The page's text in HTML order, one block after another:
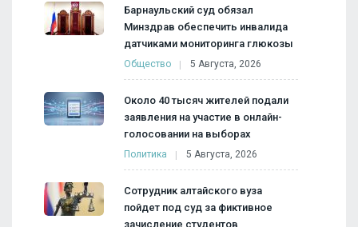
Барнаульский суд обязал
Минздрав обеспечить инвалида
датчиками мониторинга глюкозы
Общество 5 Августа, 2026
Около 40 тысяч жителей подали
заявления на участие в онлайн-
голосовании на выборах
Политика 5 Августа, 2026
Сотрудник алтайского вуза
пойдет под суд за фиктивное
зачисление студентов